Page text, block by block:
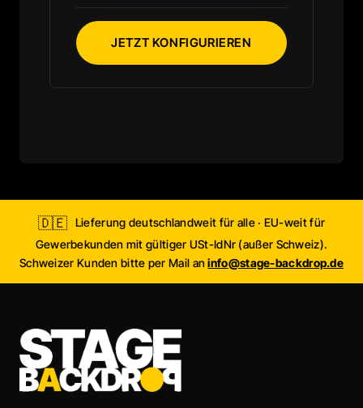
faltbar für unkomplizierten Transport zwischen
Venues. Formate bis 18×10 m möglich.
JETZT KONFIGURIEREN
🇩🇪 Lieferung deutschlandweit für alle · EU-weit für
Gewerbekunden mit gültiger USt-IdNr (außer Schweiz).
Schweizer Kunden bitte per Mail aninfo@stage-backdrop.de